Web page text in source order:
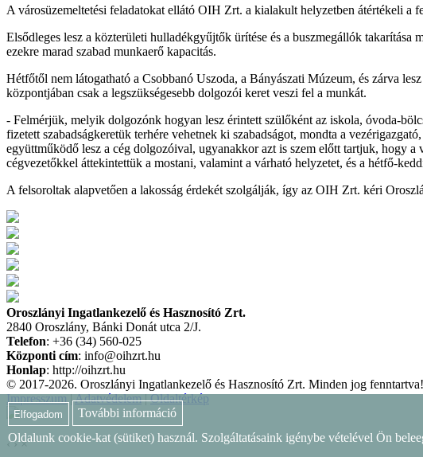
A városüzemeltetési feladatokat ellátó OIH Zrt. a kialakult helyzetben átértékeli a
Elsődleges lesz a közterületi hulladékgyűjtők ürítése és a buszmegállók takarítása
ezekre marad szabad munkaerő kapacitás.
Hétfőtől nem látogatható a Csobbanó Uszoda, a Bányászati Múzeum, és zárva
központjában csak a legszükségesebb dolgozói keret veszi fel a munkát.
- Felmérjük, melyik dolgozónk hogyan lesz érintett szülőként az iskola, óvoda-
fizetett szabadságkeretük terhére vehetnek ki szabadságot, mondta a
együttműködő lesz a cég dolgozóival, ugyanakkor azt is szem előtt tartjuk, hogy
cégvezetőkkel áttekintettük a mostani, valamint a várható helyzetet, és a hétfő-
A felsoroltak alapvetően a lakosság érdekét szolgálják, így az OIH Zrt. kéri
Elfogadom
További információ
Oldalunk cookie-kat (sütiket) használ. Szolgáltatásaink igénybe vételével Ön
Oroszlányi Ingatlankezelő és Hasznosító Zrt.
2840 Oroszlány, Bánki Donát utca 2/J.
Telefon: +36 (34) 560-025
Központi cím: info@oihzrt.hu
Honlap: http://oihzrt.hu
© 2017-2026. Oroszlányi Ingatlankezelő és Hasznosító Zrt. Minden jog fenntartva!
Impresszum|Adatvédelem|Oldaltérkép
‹ › ×